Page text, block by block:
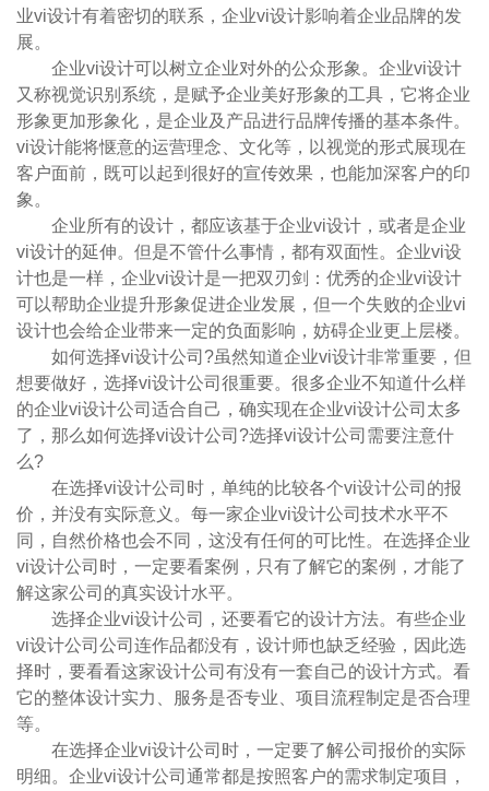
业vi设计有着密切的联系，企业vi设计影响着企业品牌的发
展。
企业vi设计可以树立企业对外的公众形象。企业vi设计
又称视觉识别系统，是赋予企业美好形象的工具，它将企业
形象更加形象化，是企业及产品进行品牌传播的基本条件。
vi设计能将惬意的运营理念、文化等，以视觉的形式展现在
客户面前，既可以起到很好的宣传效果，也能加深客户的印
象。
企业所有的设计，都应该基于企业vi设计，或者是企业
vi设计的延伸。但是不管什么事情，都有双面性。企业vi设
计也是一样，企业vi设计是一把双刃剑：优秀的企业vi设计
可以帮助企业提升形象促进企业发展，但一个失败的企业vi
设计也会给企业带来一定的负面影响，妨碍企业更上层楼。
如何选择vi设计公司?虽然知道企业vi设计非常重要，但
想要做好，选择vi设计公司很重要。很多企业不知道什么样
的企业vi设计公司适合自己，确实现在企业vi设计公司太多
了，那么如何选择vi设计公司?选择vi设计公司需要注意什
么?
在选择vi设计公司时，单纯的比较各个vi设计公司的报
价，并没有实际意义。每一家企业vi设计公司技术水平不
同，自然价格也会不同，这没有任何的可比性。在选择企业
vi设计公司时，一定要看案例，只有了解它的案例，才能了
解这家公司的真实设计水平。
选择企业vi设计公司，还要看它的设计方法。有些企业
vi设计公司公司连作品都没有，设计师也缺乏经验，因此选
择时，要看看这家设计公司有没有一套自己的设计方式。看
它的整体设计实力、服务是否专业、项目流程制定是否合理
等。
在选择企业vi设计公司时，一定要了解公司报价的实际
明细。企业vi设计公司通常都是按照客户的需求制定项目，